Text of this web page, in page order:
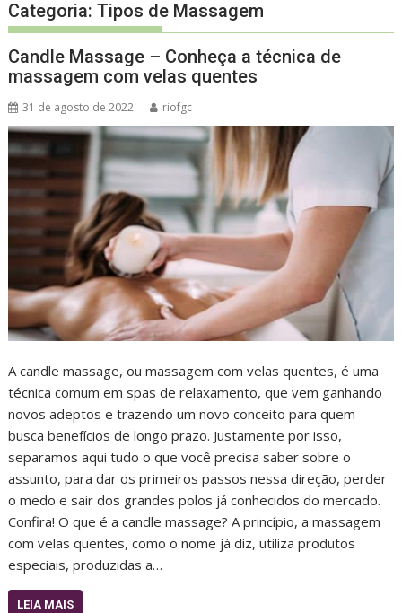
Categoria:Tipos de Massagem
Candle Massage – Conheça a técnica de
massagem com velas quentes
31 de agosto de 2022 riofgc
A candle massage, ou massagem com velas quentes, é uma
técnica comum em spas de relaxamento, que vem ganhando
novos adeptos e trazendo um novo conceito para quem
busca benefícios de longo prazo. Justamente por isso,
separamos aqui tudo o que você precisa saber sobre o
assunto, para dar os primeiros passos nessa direção, perder
o medo e sair dos grandes polos já conhecidos do mercado.
Confira! O que é a candle massage? A princípio, a massagem
com velas quentes, como o nome já diz, utiliza produtos
especiais, produzidas a…
LEIA MAIS